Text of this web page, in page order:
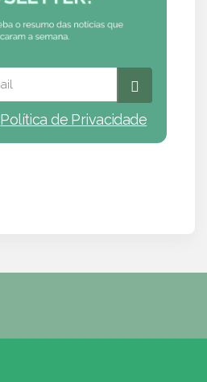
Política de Privacidade